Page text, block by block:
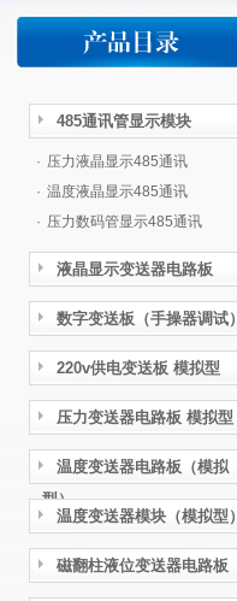
485通讯管显示模块
· 压力液晶显示485通讯
· 温度液晶显示485通讯
· 压力数码管显示485通讯
液晶显示变送器电路板
数字变送板（手操器调试）
220v供电变送板 模拟型
压力变送器电路板 模拟型
温度变送器电路板（模拟
型）
温度变送器模块（模拟型）
磁翻柱液位变送器电路板